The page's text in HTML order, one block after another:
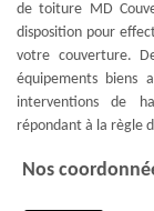
de toiture MD
disposition pour
votre couverture.
équipements biens
interventions de
répondant à la règle
Nos